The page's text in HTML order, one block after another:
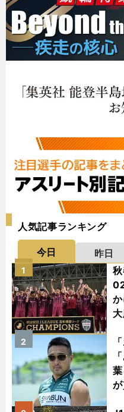
人気記事ランキング
今日 昨日
1
2